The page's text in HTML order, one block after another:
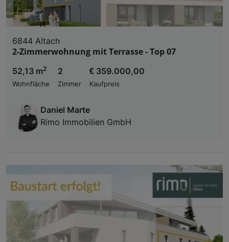
6844 Altach
2-Zimmerwohnung mit Terrasse - Top 07
52,13 m2
Wohnfläche
2
Zimmer
€ 359.000,00
Kaufpreis
Daniel Marte
Rimo Immobilien GmbH